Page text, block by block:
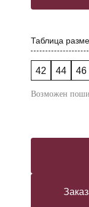
Таблица
42 44 46
Возможен